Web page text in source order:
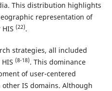
This distribution highlights
representation of
(22).
strategies, all included
(8-18). This dominance
of user-centered
IS domains. Although